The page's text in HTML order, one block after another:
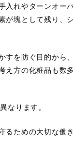
入れやターンオー
が塊として残り、
すを防ぐ目的から
え方の化粧品も数
なります。
るための大切な働